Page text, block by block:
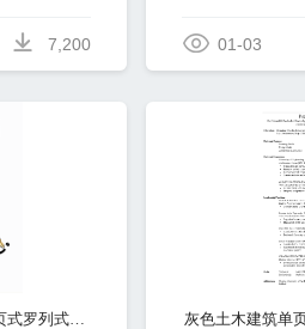
7,200 01-03
黑色灯泡封面土木建筑多页式罗列式简历模板免费下载